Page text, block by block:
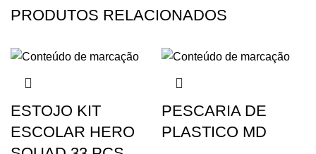
PRODUTOS RELACIONADOS
ESTOJO KIT
ESCOLAR HERO
PESCARIA DE
PLASTICO MD